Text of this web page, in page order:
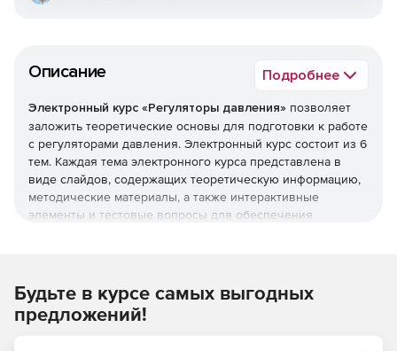
Описание Подробнее
Электронный курс «Регуляторы давления» позволяет
заложить теоретические основы для подготовки к работе
с регуляторами давления. Электронный курс состоит из 6
тем. Каждая тема электронного курса представлена в
виде слайдов, содержащих теоретическую информацию,
методические материалы, а также интерактивные
элементы и тестовые вопросы для обеспечения
Общие сведения о регуляторах давления.
Будьте в курсе самых выгодных
предложений!